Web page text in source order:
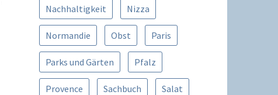
Nachhaltigkeit Nizza
Normandie Obst Paris
Parks und Gärten Pfalz
Provence Sachbuch Salat